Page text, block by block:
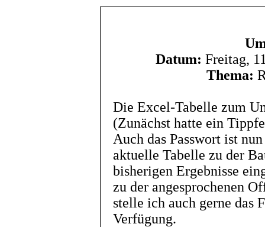
Datum: Freitag,
Thema:
Die Excel-Tabelle zum
(Zunächst hatte ein
Auch das Passwort ist
aktuelle Tabelle zu der
bisherigen Ergebnisse
zu der angesprochenen
stelle ich auch gerne das
Verfügung.